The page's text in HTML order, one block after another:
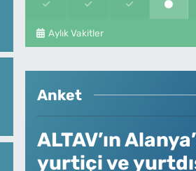
Aylık Vakitler
Anket
ALTAV’ın
yurtiçi ve